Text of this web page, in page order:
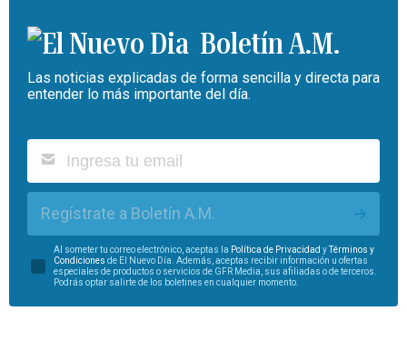
Boletín A.M.
Las noticias explicadas de forma sencilla y directa para
entender lo más importante del día.
Regístrate a Boletín A.M.
Al someter tu correo electrónico, aceptas la Política de Privacidad yTérminos y
Condiciones de El Nuevo Día. Además, aceptas recibir información u ofertas
especiales de productos o servicios de GFR Media, sus afiliadas o de terceros.
Podrás optar salirte de los boletines en cualquier momento.